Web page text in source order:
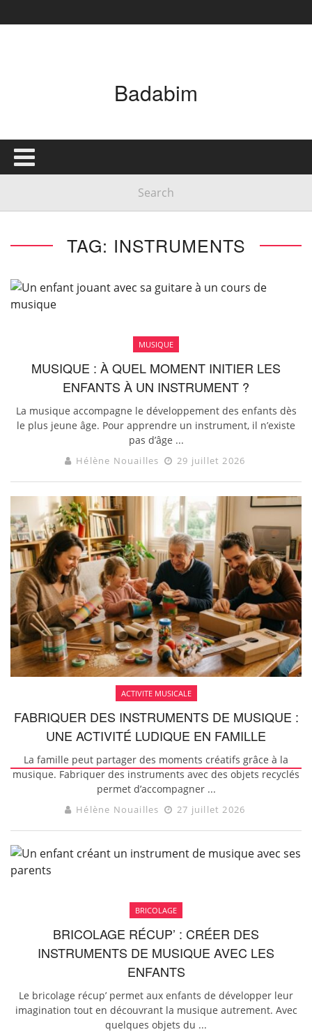
Badabim
TAG: INSTRUMENTS
MUSIQUE
MUSIQUE : À QUEL MOMENT INITIER LES
ENFANTS À UN INSTRUMENT ?
La musique accompagne le développement des enfants dès
le plus jeune âge. Pour apprendre un instrument, il n’existe
pas d’âge ...
Hélène Nouailles 29 juillet 2026
ACTIVITE MUSICALE
FABRIQUER DES INSTRUMENTS DE MUSIQUE :
UNE ACTIVITÉ LUDIQUE EN FAMILLE
La famille peut partager des moments créatifs grâce à la
musique. Fabriquer des instruments avec des objets recyclés
permet d’accompagner ...
Hélène Nouailles 27 juillet 2026
BRICOLAGE
BRICOLAGE RÉCUP’ : CRÉER DES
INSTRUMENTS DE MUSIQUE AVEC LES
ENFANTS
Le bricolage récup’ permet aux enfants de développer leur
imagination tout en découvrant la musique autrement. Avec
quelques objets du ...